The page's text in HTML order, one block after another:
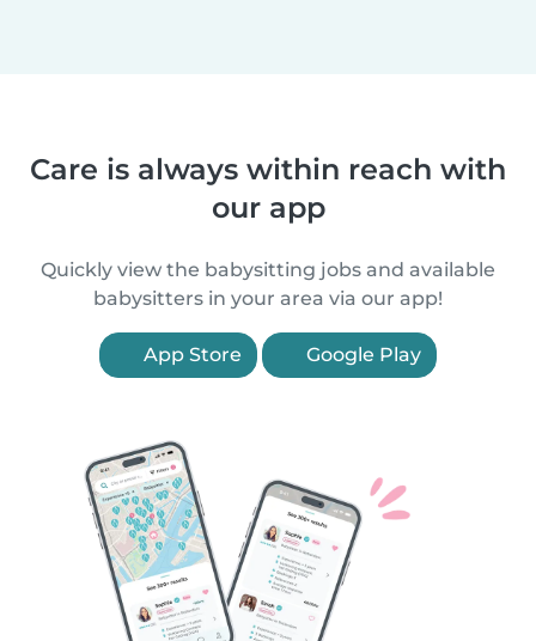
Care is always within reach with
our app
Quickly view the babysitting jobs and available
babysitters in your area via our app!
App Store Google Play